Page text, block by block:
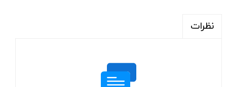
نظرات